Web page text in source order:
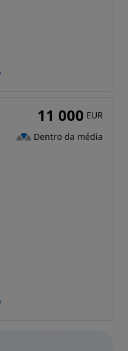
11 000 EUR
Dentro da média